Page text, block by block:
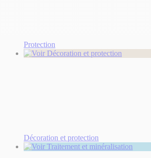
Protection
Décoration et protection